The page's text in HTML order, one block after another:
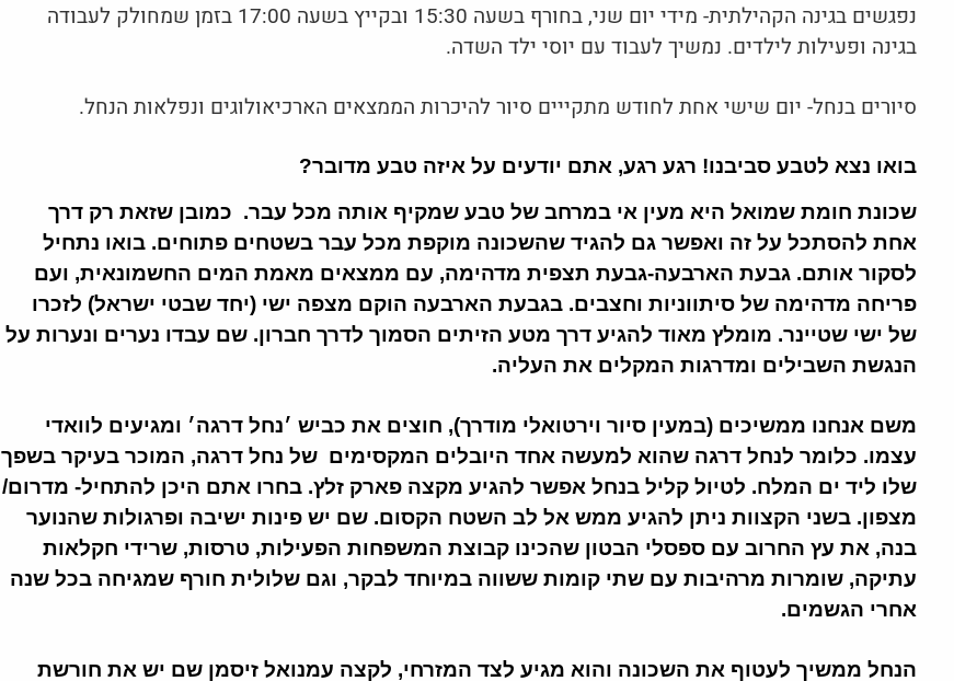
נפגשים בגינה הקהילתית- מידי יום שני, בחורף בשעה 15:30 ובקייץ בשעה 17:00 בזמן שמחולק לעבודה
בגינה ופעילות לילדים. נמשיך לעבוד עם יוסי ילד השדה.
סיורים בנחל- יום שישי אחת לחודש מתקייים סיור להיכרות הממצאים הארכיאולוגים ונפלאות הנחל.
בואו נצא לטבע סביבנו! רגע רגע, אתם יודעים על איזה טבע מדובר?
שכונת חומת שמואל היא מעין אי במרחב של טבע שמקיף אותה מכל עבר. כמובן שזאת רק דרך
אחת להסתכל על זה ואפשר גם להגיד שהשכונה מוקפת מכל עבר בשטחים פתוחים. בואו נתחיל
לסקור אותם. גבעת הארבעה-גבעת תצפית מדהימה, עם ממצאים מאמת המים החשמונאית, ועם
פריחה מדהימה של סיתווניות וחצבים. בגבעת הארבעה הוקם מצפה ישי (יחד שבטי ישראל) לזכרו
של ישי שטיינר. מומלץ מאוד להגיע דרך מטע הזיתים הסמוך לדרך חברון. שם עבדו נערים ונערות על
הנגשת השבילים ומדרגות המקלים את העליה.
משם אנחנו ממשיכים (במעין סיור וירטואלי מודרך), חוצים את כביש ׳נחל דרגה׳ ומגיעים לוואדי
עצמו. כלומר לנחל דרגה שהוא למעשה אחד היובלים המקסימים של נחל דרגה, המוכר בעיקר בשפך
שלו ליד ים המלח. לטיול קליל בנחל אפשר להגיע מקצה פארק זלץ. בחרו אתם היכן להתחיל- מדרום/
מצפון. בשני הקצוות ניתן להגיע ממש אל לב השטח הקסום. שם יש פינות ישיבה ופרגולות שהנוער
בנה, את עץ החרוב עם ספסלי הבטון שהכינו קבוצת המשפחות הפעילות, טרסות, שרידי חקלאות
עתיקה, שומרות מרהיבות עם שתי קומות ששווה במיוחד לבקר, וגם שלולית חורף שמגיחה בכל שנה
אחרי הגשמים.
הנחל ממשיך לעטוף את השכונה והוא מגיע לצד המזרחי, לקצה עמנואל זיסמן שם יש את חורשת